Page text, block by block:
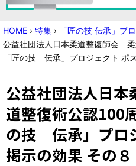
ニュース
特集
学会・セミナー情報
プライバシーポリシー
運営元
HOME › 特集 › 「匠の技 伝承」
公益社団法人日本柔道整復師会
「匠の技 伝承」プロジェクト ポ
公益社団法人日
道整復術公認100
の技 伝承」プロ
掲示の効果 その８